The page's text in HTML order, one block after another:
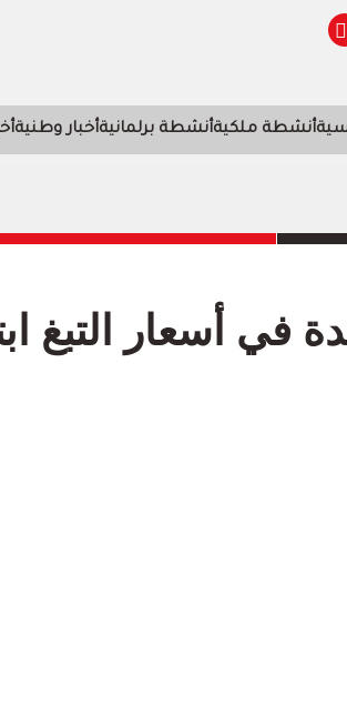
أنشطة ملكيةأنشطة برلمانيةأخبار وطنية
في أسعار التبغ